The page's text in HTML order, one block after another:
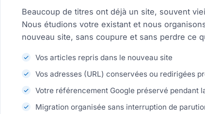
Beaucoup de titres ont déjà un site, souvent
Nous étudions votre existant et nous
nouveau site, sans coupure et sans perdre ce
Vos articles repris dans le nouveau site
Vos adresses (URL) conservées ou redirigées
Votre référencement Google préservé pendant
Migration organisée sans interruption de